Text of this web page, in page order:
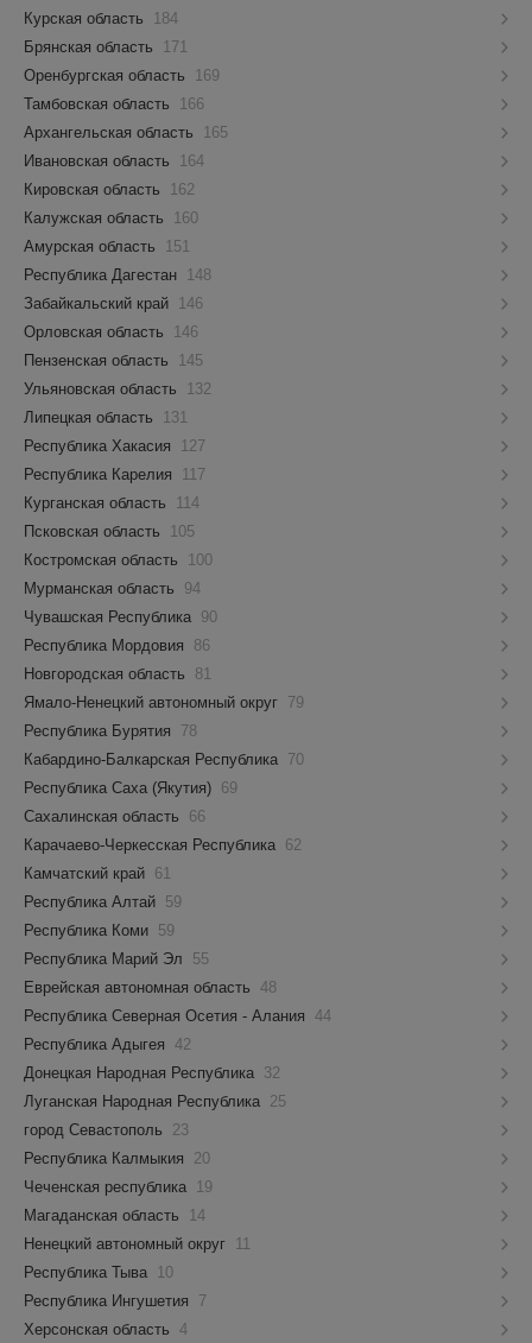
Курская область
184
Брянская область
171
Оренбургская область
169
Тамбовская область
166
Архангельская область
165
Ивановская область
164
Кировская область
162
Калужская область
160
Амурская область
151
Республика Дагестан 148
Забайкальский край 146
Орловская область
146
Пензенская область
145
Ульяновская область
132
Липецкая область
131
Республика Хакасия
127
Республика Карелия
117
Курганская область
114
Псковская область
105
Костромская область
100
Мурманская область
94
Чувашская Республика 90
Республика Мордовия
86
Новгородская область
81
Ямало-Ненецкий автономный округ 79
Республика Бурятия
78
Кабардино-Балкарская Республика 70
Республика Саха (Якутия) 69
Сахалинская область
66
Карачаево-Черкесская Республика 62
Камчатский край 61
Республика Алтай 59
Республика Коми 59
Республика Марий Эл
55
Еврейская автономная область 48
Республика Северная Осетия - Алания 44
Республика Адыгея 42
Донецкая Народная Республика 32
Луганская Народная Республика 25
город Севастополь
23
Республика Калмыкия
20
Чеченская республика 19
Магаданская область
14
Ненецкий автономный округ 11
Республика Тыва 10
Республика Ингушетия
7
Херсонская область 4